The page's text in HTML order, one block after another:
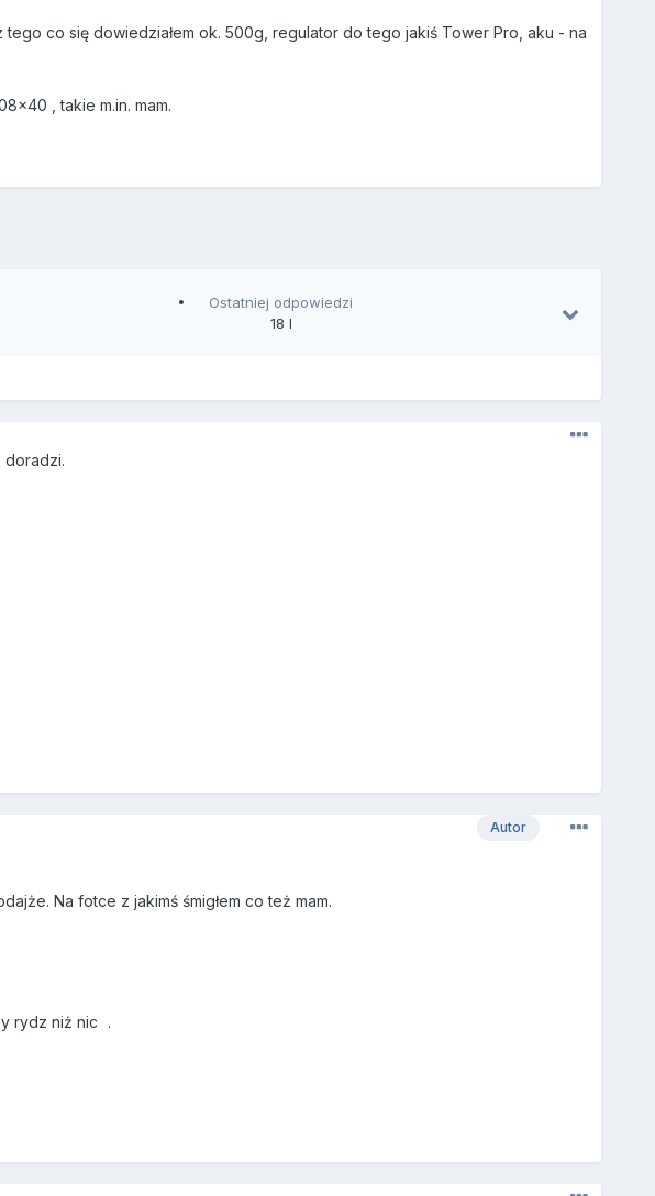
co się dowiedziałem ok. 500g, regulator do tego jakiś Tower Pro, aku - na
, takie m.in. mam.
Ostatniej odpowiedzi
18 l
doradzi.
Autor
Na fotce z jakimś śmigłem co też mam.
rydz niż nic
.